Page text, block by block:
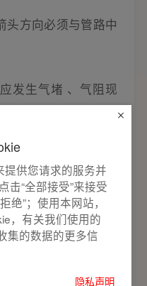
头方向必须与管路中
发生气堵 、气阻现
阀杆应朝上。垂直
外。
装方法了，掌握后
提供您请求的服务并
击“全部接受”来接受
绝”；使用本网站，
，有关我们使用的
集的数据的更多信
隐私声明